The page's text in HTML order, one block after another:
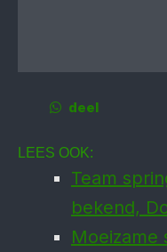
deel
LEES OOK:
Team
bekend,
Moeizame